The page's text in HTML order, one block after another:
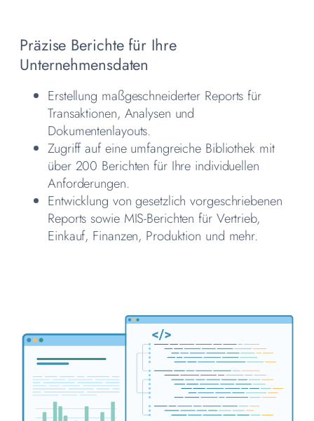
Präzise Berichte für Ihre
Unternehmensdaten
Erstellung maßgeschneiderter Reports für
Transaktionen, Analysen und
Dokumentenlayouts.
Zugriff auf eine umfangreiche Bibliothek mit
über 200 Berichten für Ihre individuellen
Anforderungen.
Entwicklung von gesetzlich vorgeschriebenen
Reports sowie MIS-Berichten für Vertrieb,
Einkauf, Finanzen, Produktion und mehr.